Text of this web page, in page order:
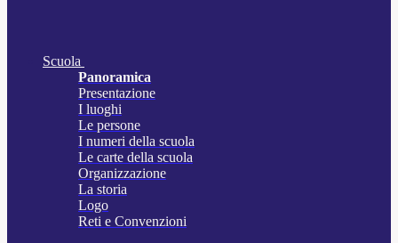
Scuola
Panoramica
Presentazione
I luoghi
Le persone
I numeri della scuola
Le carte della scuola
Organizzazione
La storia
Logo
Reti e Convenzioni